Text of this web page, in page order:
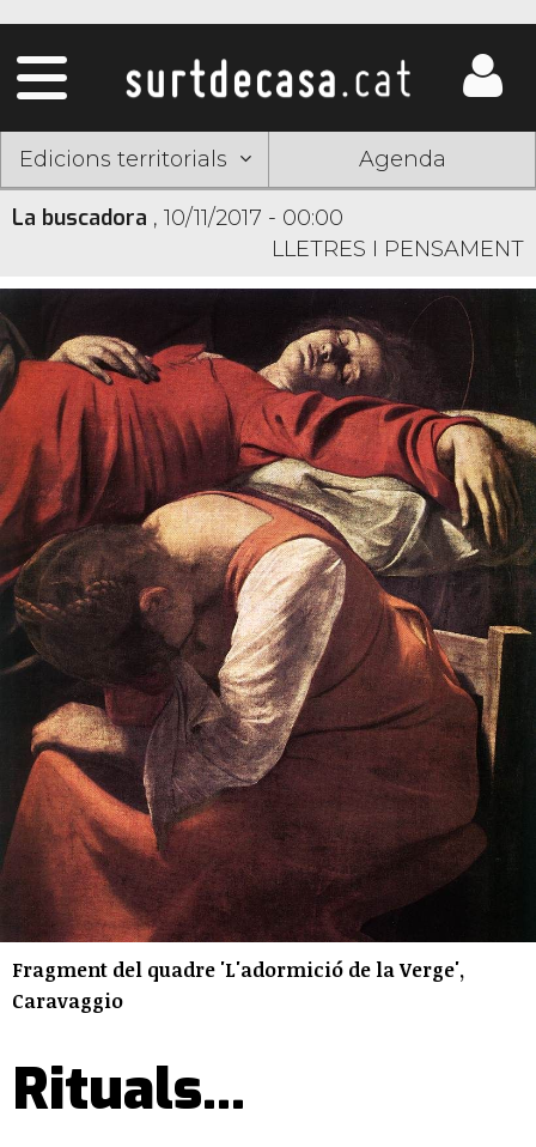
Edicions territorials Agenda
La buscadora , 10/11/2017 - 00:00
LLETRES I PENSAMENT
Fragment del quadre 'L'adormició de la Verge',
Caravaggio
Rituals...